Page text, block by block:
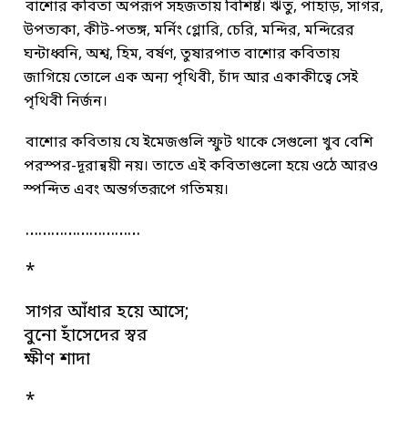
বাশোর কবিতা অপরূপ সহজতায় বিশিষ্ট। ঋতু, পাহাড়, সাগর,
উপত্যকা, কীট-পতঙ্গ, মর্নিং গ্লোরি, চেরি, মন্দির, মন্দিরের
ঘন্টাধ্বনি, অশ্ব, হিম, বর্ষণ, তুষারপাত বাশোর কবিতায়
জাগিয়ে তোলে এক অন্য পৃথিবী, চাঁদ আর একাকীত্বে সেই
পৃথিবী নির্জন।
বাশোর কবিতায় যে ইমেজগুলি স্ফুট থাকে সেগুলো খুব বেশি
পরস্পর-দূরান্বয়ী নয়। তাতে এই কবিতাগুলো হয়ে ওঠে আরও
স্পন্দিত এবং অন্তর্গতরূপে গতিময়।
………………………
*
সাগর আঁধার হয়ে আসে;
বুনো হাঁসেদের স্বর
ক্ষীণ শাদা
*